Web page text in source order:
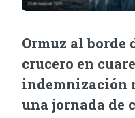
Ormuz al borde
crucero en
indemnización
una jornada de